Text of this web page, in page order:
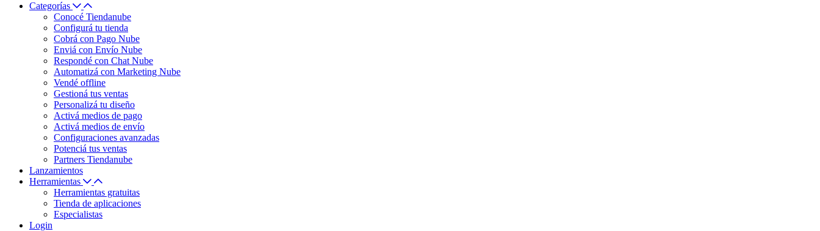
Categorías
Conocé Tiendanube
Configurá tu tienda
Cobrá con Pago Nube
Enviá con Envío Nube
Respondé con Chat Nube
Automatizá con Marketing Nube
Vendé offline
Gestioná tus ventas
Personalizá tu diseño
Activá medios de pago
Activá medios de envío
Configuraciones avanzadas
Potenciá tus ventas
Partners Tiendanube
Lanzamientos
Herramientas
Herramientas gratuitas
Tienda de aplicaciones
Especialistas
Login